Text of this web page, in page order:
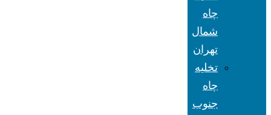
چاه
شمال
تهران
تخلیه
چاه
جنوب